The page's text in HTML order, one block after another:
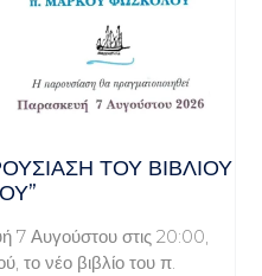
ΤΟΥ ΒΙΒΛΊΟΥ
7 Αυγούστου στις 20:00,
το νέο βιβλίο του π.